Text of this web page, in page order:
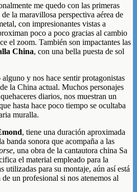
me quedo con las primeras
la maravillosa perspectiva aérea de
con impresionantes vistas a
poco a poco gracias al cambio
el zoom. También son impactantes las
China, con una bella puesta de sol
y nos hace sentir protagonistas
la China actual. Muchos personajes
diarios, nos muestran un
hasta hace poco tiempo se ocultaba
muralla.
, tiene una duración aproximada
banda sonora que acompaña a las
, una obra de la cantautora china Sa
el material empleado para la
utilizadas para su montaje, aún así está
un profesional si nos atenemos al